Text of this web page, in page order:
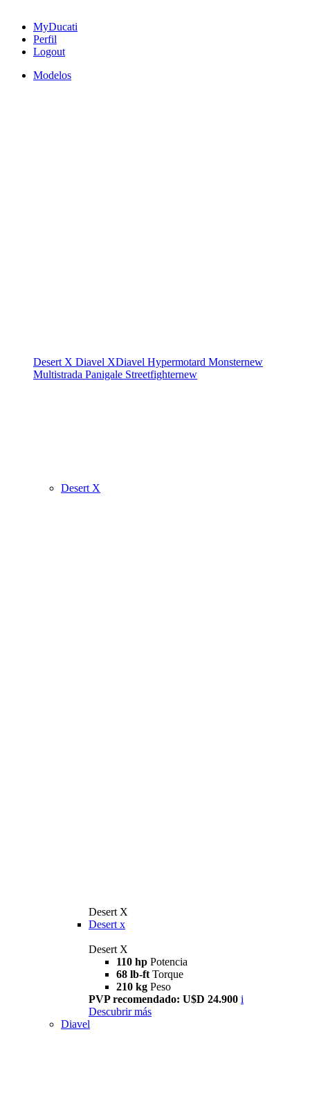
MyDucati
Perfil
Logout
Modelos
Desert X Diavel XDiavel Hypermotard Monsternew
Multistrada Panigale Streetfighternew
Desert X
Desert X
Desert x
Desert X
110 hp Potencia
68 lb-ft Torque
210 kg Peso
PVP recomendado: U$D 24.900 i
Descubrir más
Diavel